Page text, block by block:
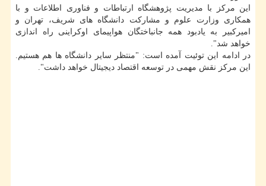
این مركز با مدیریت پژوهشگاه ارتباطات و فناوری اطلاعات و با
همكاری وزارت علوم و مشاركت دانشگاه های شریف، تهران و
امیركبیر به یادبود همه جانباختگان هواپیمای اوكراینی راه اندازی
خواهد شد".
در ادامه این توئیت آمده است: "منتظر سایر دانشگاه ها هم هستیم.
این مركز نقش مهمی در توسعه اقتصاد دیجیتال خواهد داشت".